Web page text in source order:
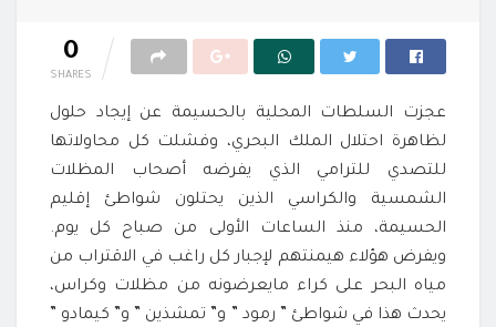
0
SHARES
عجزت السلطات المحلية بالحسيمة عن إيجاد حلول
لظاهرة احتلال الملك البحري، وفشلت كل محاولاتها
للتصدي للترامي الذي يفرضه أصحاب المظلات
الشمسية والكراسي الذين يحتلون شواطئ إقليم
الحسيمة، منذ الساعات الأولى من صباح كل يوم.
ويفرض هؤلاء هيمنتهم لإجبار كل راغب في الاقتراب من
مياه البحر على كراء مايعرضونه من مظلات وكراس،
يحدث هذا في شواطئ ” رمود ” و” تمشذين ” و” كيمادو ”